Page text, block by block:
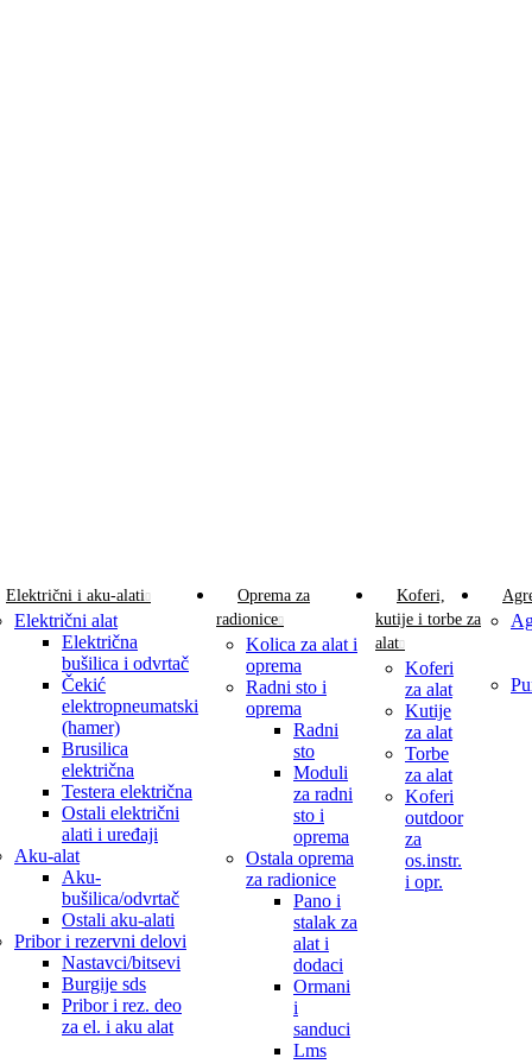
Električni i aku-alati
Električni alat
Električna
bušilica i odvrtač
Čekić
elektropneumatski
(hamer)
Brusilica
električna
Testera električna
Ostali električni
alati i uređaji
Aku-alat
Aku-
bušilica/odvrtač
Ostali aku-alati
Pribor i rezervni delovi
Nastavci/bitsevi
Burgije sds
Pribor i rez. deo
za el. i aku alat
Oprema za
radionice
Kolica za alat i
oprema
Radni sto i
oprema
Radni
sto
Moduli
za radni
sto i
oprema
Ostala oprema
za radionice
Pano i
stalak za
alat i
dodaci
Ormani
i
sanduci
Lms
Koferi,
kutije i torbe za
alat
Koferi
za alat
Kutije
za alat
Torbe
za alat
Koferi
outdoor
za
os.instr.
i opr.